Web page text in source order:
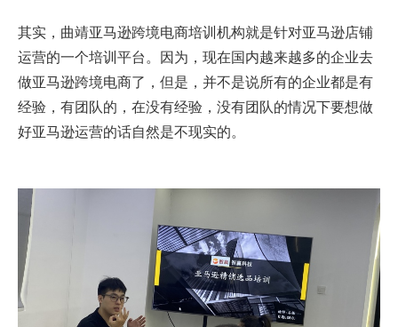
其实，曲靖亚马逊跨境电商培训机构就是针对亚马逊店铺
运营的一个培训平台。因为，现在国内越来越多的企业去
做亚马逊跨境电商了，但是，并不是说所有的企业都是有
经验，有团队的，在没有经验，没有团队的情况下要想做
好亚马逊运营的话自然是不现实的。